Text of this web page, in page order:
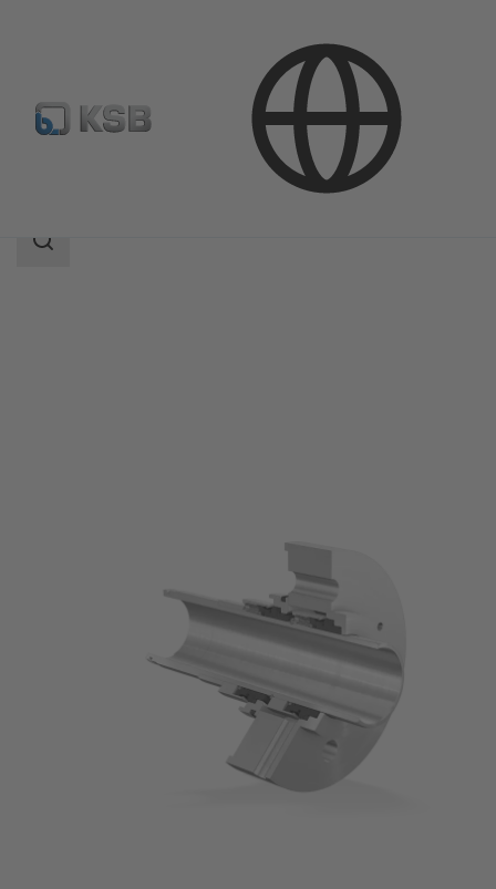
Catálogo de productos 4OMQ
Área